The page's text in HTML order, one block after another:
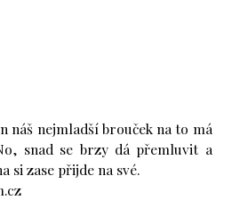
náš nejmladší brouček na to má
snad se brzy dá přemluvit a
si zase přijde na své.